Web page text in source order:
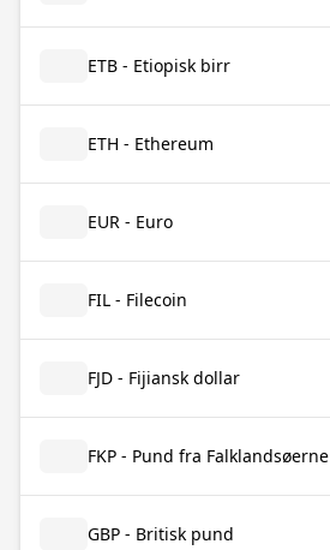
ETB - Etiopisk birr
ETH - Ethereum
EUR - Euro
FIL - Filecoin
FJD - Fijiansk dollar
FKP - Pund fra Falklandsøerne
GBP - Britisk pund